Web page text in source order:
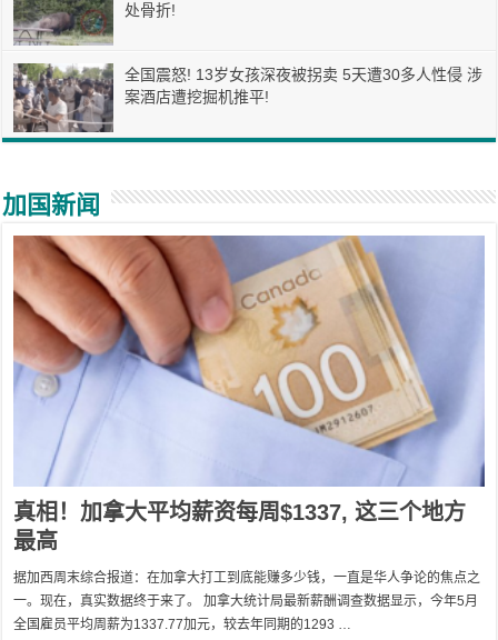
处骨折!
全国震怒! 13岁女孩深夜被拐卖 5天遭30多人性侵 涉
案酒店遭挖掘机推平!
加国新闻
真相！加拿大平均薪资每周$1337, 这三个地方
最高
据加西周末综合报道：在加拿大打工到底能赚多少钱，一直是华人争论的焦点之
一。现在，真实数据终于来了。 加拿大统计局最新薪酬调查数据显示，今年5月
全国雇员平均周薪为1337.77加元，较去年同期的1293 …